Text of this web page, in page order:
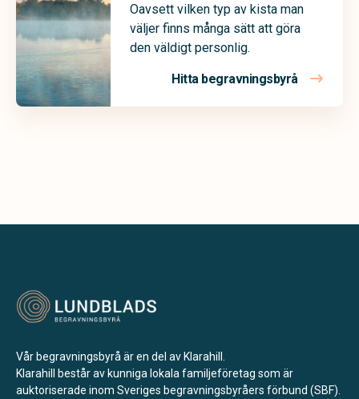
Oavsett vilken typ av kista man
väljer finns många sätt att göra
den väldigt personlig.
Hitta begravningsbyrå
Vår begravningsbyrå är en del av Klarahill.
Klarahill består av kunniga lokala familjeföretag som är
auktoriserade inom Sveriges begravningsbyråers förbund (SBF).